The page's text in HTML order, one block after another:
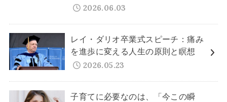
2026.06.03
レイ・ダリオ卒業式スピーチ：痛み
を進歩に変える人生の原則と瞑想
2026.05.23
子育てに必要なのは、「今この瞬